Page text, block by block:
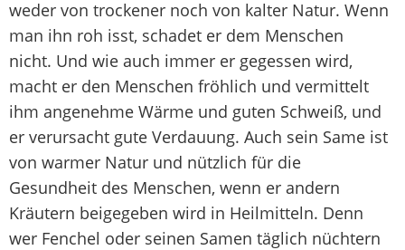
weder von trockener noch von kalter Natur. Wenn
man ihn roh isst, schadet er dem Menschen
nicht. Und wie auch immer er gegessen wird,
macht er den Menschen fröhlich und vermittelt
ihm angenehme Wärme und guten Schweiß, und
er verursacht gute Verdauung. Auch sein Same ist
von warmer Natur und nützlich für die
Gesundheit des Menschen, wenn er andern
Kräutern beigegeben wird in Heilmitteln. Denn
wer Fenchel oder seinen Samen täglich nüchtern